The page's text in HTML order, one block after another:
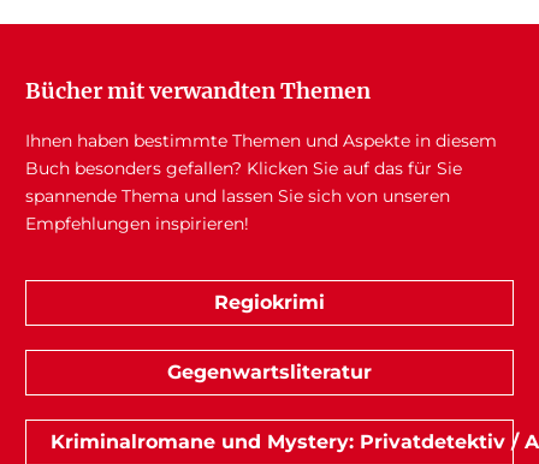
Bücher mit verwandten Themen
Ihnen haben bestimmte Themen und Aspekte in diesem
Buch besonders gefallen? Klicken Sie auf das für Sie
spannende Thema und lassen Sie sich von unseren
Empfehlungen inspirieren!
Regiokrimi
Gegenwartsliteratur
Kriminalromane und Mystery: Privatdetektiv /